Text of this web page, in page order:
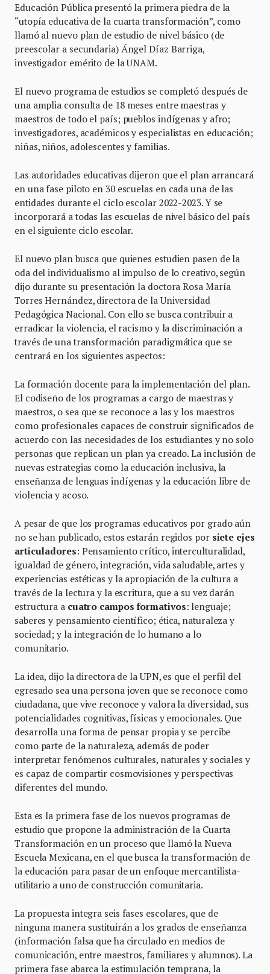
Educación Pública presentó la primera piedra de la
“utopía educativa de la cuarta transformación”, como
llamó al nuevo plan de estudio de nivel básico (de
preescolar a secundaria) Ángel Díaz Barriga,
investigador emérito de la UNAM.
El nuevo programa de estudios se completó después de
una amplia consulta de 18 meses entre maestras y
maestros de todo el país; pueblos indígenas y afro;
investigadores, académicos y especialistas en educación;
niñas, niños, adolescentes y familias.
Las autoridades educativas dijeron que el plan arrancará
en una fase piloto en 30 escuelas en cada una de las
entidades durante el ciclo escolar 2022-2023. Y se
incorporará a todas las escuelas de nivel básico del país
en el siguiente ciclo escolar.
El nuevo plan busca que quienes estudien pasen de la
oda del individualismo al impulso de lo creativo, según
dijo durante su presentación la doctora Rosa María
Torres Hernández, directora de la Universidad
Pedagógica Nacional. Con ello se busca contribuir a
erradicar la violencia, el racismo y la discriminación a
través de una transformación paradigmática que se
centrará en los siguientes aspectos:
La formación docente para la implementación del plan.
El codiseño de los programas a cargo de maestras y
maestros, o sea que se reconoce a las y los maestros
como profesionales capaces de construir significados de
acuerdo con las necesidades de los estudiantes y no solo
personas que replican un plan ya creado. La inclusión de
nuevas estrategias como la educación inclusiva, la
enseñanza de lenguas indígenas y la educación libre de
violencia y acoso.
A pesar de que los programas educativos por grado aún
no se han publicado, estos estarán regidos por siete ejes
articuladores: Pensamiento crítico, interculturalidad,
igualdad de género, integración, vida saludable, artes y
experiencias estéticas y la apropiación de la cultura a
través de la lectura y la escritura, que a su vez darán
estructura a cuatro campos formativos: lenguaje;
saberes y pensamiento científico; ética, naturaleza y
sociedad; y la integración de lo humano a lo
comunitario.
La idea, dijo la directora de la UPN, es que el perfil del
egresado sea una persona joven que se reconoce como
ciudadana, que vive reconoce y valora la diversidad, sus
potencialidades cognitivas, físicas y emocionales. Que
desarrolla una forma de pensar propia y se percibe
como parte de la naturaleza, además de poder
interpretar fenómenos culturales, naturales y sociales y
es capaz de compartir cosmovisiones y perspectivas
diferentes del mundo.
Esta es la primera fase de los nuevos programas de
estudio que propone la administración de la Cuarta
Transformación en un proceso que llamó la Nueva
Escuela Mexicana, en el que busca la transformación de
la educación para pasar de un enfoque mercantilista-
utilitario a uno de construcción comunitaria.
La propuesta integra seis fases escolares, que de
ninguna manera sustituirán a los grados de enseñanza
(información falsa que ha circulado en medios de
comunicación, entre maestros, familiares y alumnos). La
primera fase abarca la estimulación temprana, la